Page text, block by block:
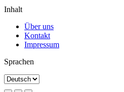
Inhalt
Über uns
Kontakt
Impressum
Sprachen